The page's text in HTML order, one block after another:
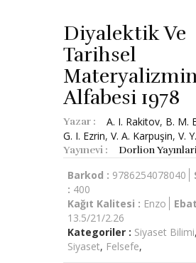
Diyalektik Ve
Tarihsel
Alfabesi 1978
Yazar : A. I. Rakitov, B. M.
G. I. Ezrin, V. A. Karpuşin, V.
Yayınevi : Dorlion
Barkod : 9786254078040
: 400
Kağıt Kalitesi : Enzo
13.5/21/2.26
Kategoriler : Siyaset Bilimi,
Siyaset, Felsefe,